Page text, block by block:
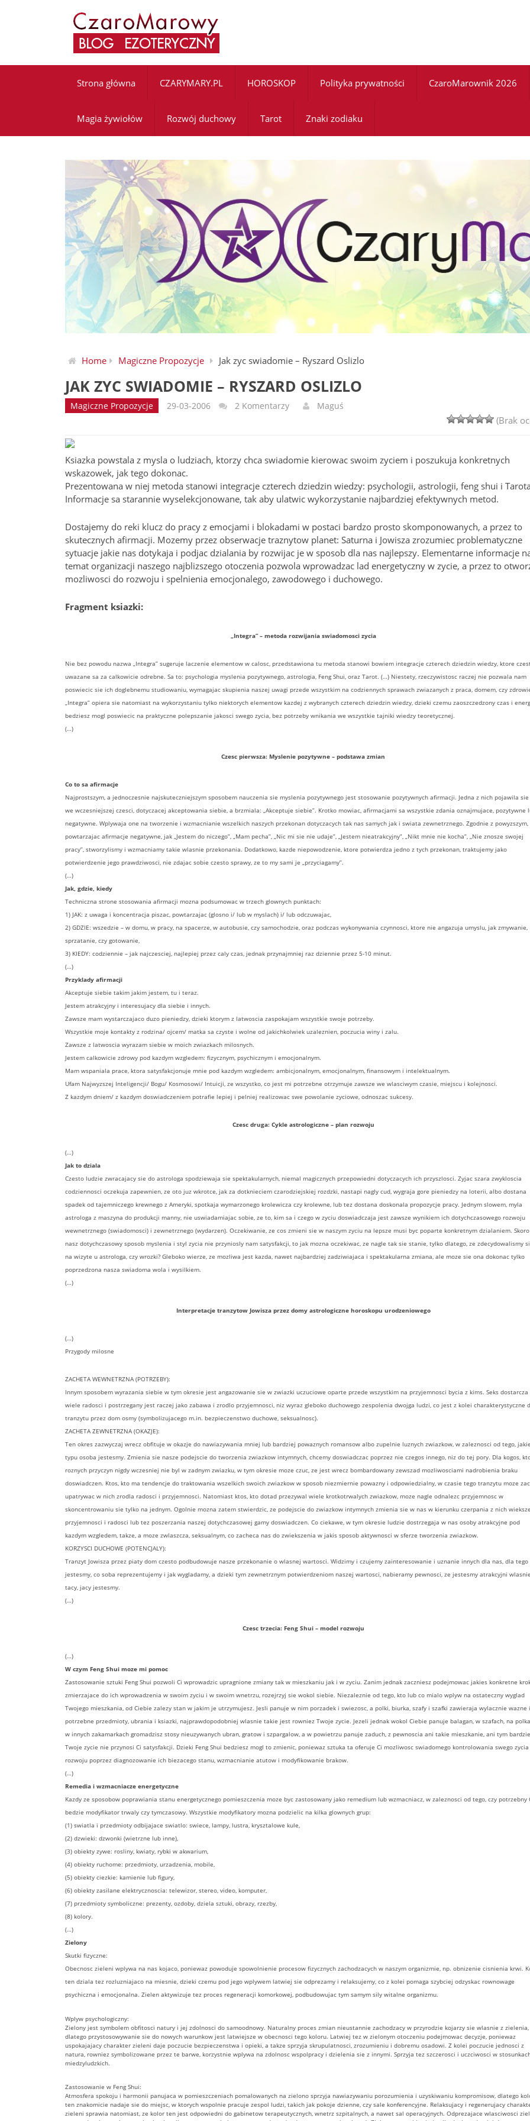
Strona główna CZARYMARY.PL HOROSKOP Polityka prywatności CzaroMarownik 2026
Magia żywiołów Rozwój duchowy Tarot Znaki zodiaku
Home Magiczne Propozycje Jak zyc swiadomie – Ryszard Oslizlo
JAK ZYC SWIADOMIE – RYSZARD OSLIZLO
Magiczne Propozycje 29-03-2006 2 Komentarzy Maguś
(Brak
Ksiazka powstala z mysla o ludziach, ktorzy chca swiadomie kierowac swoim zyciem i poszukuja konkretnych
wskazowek, jak tego dokonac.
Prezentowana w niej metoda stanowi integracje czterech dziedzin wiedzy: psychologii, astrologii, feng shui i
Informacje sa starannie wyselekcjonowane, tak aby ulatwic wykorzystanie najbardziej efektywnych metod.
Dostajemy do reki klucz do pracy z emocjami i blokadami w postaci bardzo prosto skomponowanych, a przez to
skutecznych afirmacji. Mozemy przez obserwacje traznytow planet: Saturna i Jowisza zrozumiec problematyczne
sytuacje jakie nas dotykaja i podjac dzialania by rozwijac je w sposob dla nas najlepszy. Elementarne informacje
temat organizacji naszego najblizszego otoczenia pozwola wprowadzac lad energetyczny w zycie, a przez to
mozliwosci do rozwoju i spelnienia emocjonalego, zawodowego i duchowego.
Fragment ksiazki:
„Integra” – metoda rozwijania swiadomosci zycia
Nie bez powodu nazwa „Integra” sugeruje laczenie elementow w calosc, przedstawiona tu metoda stanowi bowiem integracje czterech dziedzin wiedzy, ktore
uwazane sa za calkowicie odrebne. Sa to: psychologia myslenia pozytywnego, astrologia, Feng Shui, oraz Tarot. (…) Niestety, rzeczywistosc raczej nie pozwala nam
poswiecic sie ich doglebnemu studiowaniu, wymagajac skupienia naszej uwagi przede wszystkim na codziennych sprawach zwiazanych z praca, domem, czy
„Integra” opiera sie natomiast na wykorzystaniu tylko niektorych elementow kazdej z wybranych czterech dziedzin wiedzy, dzieki czemu zaoszczedzony czas i
bedziesz mogl poswiecic na praktyczne polepszanie jakosci swego zycia, bez potrzeby wnikania we wszystkie tajniki wiedzy teoretycznej.
(…)
Czesc pierwsza: Myslenie pozytywne – podstawa zmian
Co to sa afirmacje
Najprostszym, a jednoczesnie najskuteczniejszym sposobem nauczenia sie myslenia pozytywnego jest stosowanie pozytywnych afirmacji. Jedna z nich pojawila
we wczesniejszej czesci, dotyczacej akceptowania siebie, a brzmiala: „Akceptuje siebie”. Krotko mowiac, afirmacjami sa wszystkie zdania oznajmujace, pozytywne
negatywne. Wplywaja one na tworzenie i wzmacnianie wszelkich naszych przekonan dotyczacych tak nas samych jak i swiata zewnetrznego. Zgodnie z powyzszym,
powtarzajac afirmacje negatywne, jak „Jestem do niczego”, „Mam pecha”, „Nic mi sie nie udaje”, „Jestem nieatrakcyjny”, „Nikt mnie nie kocha”, „Nie znosze swojej
pracy”, stworzylismy i wzmacniamy takie wlasnie przekonania. Dodatkowo, kazde niepowodzenie, ktore potwierdza jedno z tych przekonan, traktujemy jako
potwierdzenie jego prawdziwosci, nie zdajac sobie czesto sprawy, ze to my sami je „przyciagamy”.
(…)
Jak, gdzie, kiedy
Techniczna strone stosowania afirmacji mozna podsumowac w trzech glownych punktach:
1) JAK: z uwaga i koncentracja piszac, powtarzajac (glosno i/ lub w myslach) i/ lub odczuwajac,
2) GDZIE: wszedzie – w domu, w pracy, na spacerze, w autobusie, czy samochodzie, oraz podczas wykonywania czynnosci, ktore nie angazuja umyslu, jak zmywanie,
sprzatanie, czy gotowanie,
3) KIEDY: codziennie – jak najczesciej, najlepiej przez caly czas, jednak przynajmniej raz dziennie przez 5-10 minut.
(…)
Przyklady afirmacji
Akceptuje siebie takim jakim jestem, tu i teraz.
Jestem atrakcyjny i interesujacy dla siebie i innych.
Zawsze mam wystarczajaco duzo pieniedzy, dzieki ktorym z latwoscia zaspokajam wszystkie swoje potrzeby.
Wszystkie moje kontakty z rodzina/ ojcem/ matka sa czyste i wolne od jakichkolwiek uzaleznien, poczucia winy i zalu.
Zawsze z latwoscia wyrazam siebie w moich zwiazkach milosnych.
Jestem calkowicie zdrowy pod kazdym wzgledem: fizycznym, psychicznym i emocjonalnym.
Mam wspaniala prace, ktora satysfakcjonuje mnie pod kazdym wzgledem: ambicjonalnym, emocjonalnym, finansowym i intelektualnym.
Ufam Najwyzszej Inteligencji/ Bogu/ Kosmosowi/ Intuicji, ze wszystko, co jest mi potrzebne otrzymuje zawsze we wlasciwym czasie, miejscu i kolejnosci.
Z kazdym dniem/ z kazdym doswiadczeniem potrafie lepiej i pelniej realizowac swe powolanie zyciowe, odnoszac sukcesy.
Czesc druga: Cykle astrologiczne – plan rozwoju
(…)
Jak to dziala
Czesto ludzie zwracajacy sie do astrologa spodziewaja sie spektakularnych, niemal magicznych przepowiedni dotyczacych ich przyszlosci. Zyjac szara zwykloscia
codziennosci oczekuja zapewnien, ze oto juz wkrotce, jak za dotknieciem czarodziejskiej rozdzki, nastapi nagly cud, wygraja gore pieniedzy na loterii, albo dostana
spadek od tajemniczego krewnego z Ameryki, spotkaja wymarzonego krolewicza czy krolewne, lub tez dostana doskonala propozycje pracy. Jednym slowem, myla
astrologa z maszyna do produkcji manny, nie uswiadamiajac sobie, ze to, kim sa i czego w zyciu doswiadczaja jest zawsze wynikiem ich dotychczasowego rozwoju
wewnetrznego (swiadomosci) i zewnetrznego (wydarzen). Oczekiwanie, ze cos zmieni sie w naszym zyciu na lepsze musi byc poparte konkretnym dzialaniem. Skoro
nasz dotychczasowy sposob myslenia i styl zycia nie przyniosly nam satysfakcji, to jak mozna oczekiwac, ze nagle tak sie stanie, tylko dlatego, ze zdecydowalismy
na wizyte u astrologa, czy wrozki? Gleboko wierze, ze mozliwa jest kazda, nawet najbardziej zadziwiajaca i spektakularna zmiana, ale moze sie ona dokonac tylko
poprzedzona nasza swiadoma wola i wysilkiem.
(…)
Interpretacje tranzytow Jowisza przez domy astrologiczne horoskopu urodzeniowego
(…)
Przygody milosne
ZACHETA WEWNETRZNA (POTRZEBY):
Innym sposobem wyrazania siebie w tym okresie jest angazowanie sie w zwiazki uczuciowe oparte przede wszystkim na przyjemnosci bycia z kims. Seks dostarcza
wiele radosci i postrzegany jest raczej jako zabawa i zrodlo przyjemnosci, niz wyraz gleboko duchowego zespolenia dwojga ludzi, co jest z kolei charakterystyczne
tranzytu przez dom osmy (symbolizujacego m.in. bezpieczenstwo duchowe, seksualnosc).
ZACHETA ZEWNETRZNA (OKAZJE):
Ten okres zazwyczaj wrecz obfituje w okazje do nawiazywania mniej lub bardziej powaznych romansow albo zupelnie luznych zwiazkow, w zaleznosci od tego,
typu osoba jestesmy. Zmienia sie nasze podejscie do tworzenia zwiazkow intymnych, chcemy doswiadczac poprzez nie czegos innego, niz do tej pory. Dla kogos,
roznych przyczyn nigdy wczesniej nie byl w zadnym zwiazku, w tym okresie moze czuc, ze jest wrecz bombardowany zewszad mozliwosciami nadrobienia braku
doswiadczen. Ktos, kto ma tendencje do traktowania wszelkich swoich zwiazkow w sposob niezmiernie powazny i odpowiedzialny, w czasie tego tranzytu moze
upatrywac w nich zrodla radosci i przyjemnosci. Natomiast ktos, kto dotad przezywal wiele krotkotrwalych zwiazkow, moze nagle odnalezc przyjemnosc w
skoncentrowaniu sie tylko na jednym. Ogolnie mozna zatem stwierdzic, ze podejscie do zwiazkow intymnych zmienia sie w nas w kierunku czerpania z nich
przyjemnosci i radosci lub tez poszerzania naszej dotychczasowej gamy doswiadczen. Co ciekawe, w tym okresie ludzie dostrzegaja w nas osoby atrakcyjne pod
kazdym wzgledem, takze, a moze zwlaszcza, seksualnym, co zacheca nas do zwiekszenia w jakis sposob aktywnosci w sferze tworzenia zwiazkow.
KORZYSCI DUCHOWE (POTENCJALY):
Tranzyt Jowisza przez piaty dom czesto podbudowuje nasze przekonanie o wlasnej wartosci. Widzimy i czujemy zainteresowanie i uznanie innych dla nas, dla tego
jestesmy, co soba reprezentujemy i jak wygladamy, a dzieki tym zewnetrznym potwierdzeniom naszej wartosci, nabieramy pewnosci, ze jestesmy atrakcyjni wlasnie
tacy, jacy jestesmy.
(…)
Czesc trzecia: Feng Shui – model rozwoju
(…)
W czym Feng Shui moze mi pomoc
Zastosowanie sztuki Feng Shui pozwoli Ci wprowadzic upragnione zmiany tak w mieszkaniu jak i w zyciu. Zanim jednak zaczniesz podejmowac jakies konkretne
zmierzajace do ich wprowadzenia w swoim zyciu i w swoim wnetrzu, rozejrzyj sie wokol siebie. Niezaleznie od tego, kto lub co mialo wplyw na ostateczny wyglad
Twojego mieszkania, od Ciebie zalezy stan w jakim je utrzymujesz. Jesli panuje w nim porzadek i swiezosc, a polki, biurka, szafy i szafki zawieraja wylacznie wazne i
potrzebne przedmioty, ubrania i ksiazki, najprawdopodobniej wlasnie takie jest rowniez Twoje zycie. Jezeli jednak wokol Ciebie panuje balagan, w szafach, na
w innych zakamarkach gromadzisz stosy nieuzywanych ubran, gratow i szpargalow, a w powietrzu panuje zaduch, z pewnoscia ani takie mieszkanie, ani tym
Twoje zycie nie przynosi Ci satysfakcji. Dzieki Feng Shui bedziesz mogl to zmienic, poniewaz sztuka ta oferuje Ci mozliwosc swiadomego kontrolowania swego zycia
rozwoju poprzez diagnozowanie ich biezacego stanu, wzmacnianie atutow i modyfikowanie brakow.
(…)
Remedia i wzmacniacze energetyczne
Kazdy ze sposobow poprawiania stanu energetycznego pomieszczenia moze byc zastosowany jako remedium lub wzmacniacz, w zaleznosci od tego, czy potrzebny
bedzie modyfikator trwaly czy tymczasowy. Wszystkie modyfikatory mozna podzielic na kilka glownych grup:
(1) swiatla i przedmioty odbijajace swiatlo: swiece, lampy, lustra, krysztalowe kule,
(2) dzwieki: dzwonki (wietrzne lub inne),
(3) obiekty zywe: rosliny, kwiaty, rybki w akwarium,
(4) obiekty ruchome: przedmioty, urzadzenia, mobile,
(5) obiekty ciezkie: kamienie lub figury,
(6) obiekty zasilane elektrycznoscia: telewizor, stereo, video, komputer,
(7) przedmioty symboliczne: prezenty, ozdoby, dziela sztuki, obrazy, rzezby,
(8) kolory.
(…)
Zielony
Skutki fizyczne:
Obecnosc zieleni wplywa na nas kojaco, poniewaz powoduje spowolnienie procesow fizycznych zachodzacych w naszym organizmie, np. obnizenie cisnienia krwi.
ten dziala tez rozluzniajaco na miesnie, dzieki czemu pod jego wplywem latwiej sie odprezamy i relaksujemy, co z kolei pomaga szybciej odzyskac rownowage
psychiczna i emocjonalna. Zielen aktywizuje tez proces regeneracji komorkowej, podbudowujac tym samym sily witalne organizmu.
Wplyw psychologiczny:
Zielony jest symbolem obfitosci natury i jej zdolnosci do samoodnowy. Naturalny proces zmian nieustannie zachodzacy w przyrodzie kojarzy sie wlasnie z zielenia,
dlatego przystosowywanie sie do nowych warunkow jest latwiejsze w obecnosci tego koloru. Latwiej tez w zielonym otoczeniu podejmowac decyzje, poniewaz
uspokajajacy charakter zieleni daje poczucie bezpieczenstwa i opieki, a takze sprzyja skrupulatnosci, zrozumieniu i dobremu osadowi. Z kolei poczucie jednosci z
natura, rowniez symbolizowane przez te barwe, korzystnie wplywa na zdolnosc wspolpracy i dzielenia sie z innymi. Sprzyja tez szczerosci i uczciwosci w
miedzyludzkich.
Zastosowanie w Feng Shui:
Atmosfera spokoju i harmonii panujaca w pomieszczeniach pomalowanych na zielono sprzyja nawiazywaniu porozumienia i uzyskiwaniu kompromisow, dlatego
ten znakomicie nadaje sie do miejsc, w ktorych wspolnie pracuje zespol ludzi, takich jak pokoje dzienne, czy sale konferencyjne. Relaksujacy i regenerujacy
zieleni sprawia natomiast, ze kolor ten jest odpowiedni do gabinetow terapeutycznych, wnetrz szpitalnych, a nawet sal operacyjnych. Odprezajace wlasciwosci